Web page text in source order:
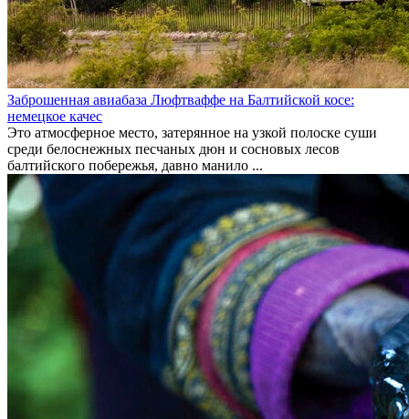
Заброшенная авиабаза Люфтваффе на Балтийской косе:
немецкое качес
Это атмосферное место, затерянное на узкой полоске суши
среди белоснежных песчаных дюн и сосновых лесов
балтийского побережья, давно манило ...